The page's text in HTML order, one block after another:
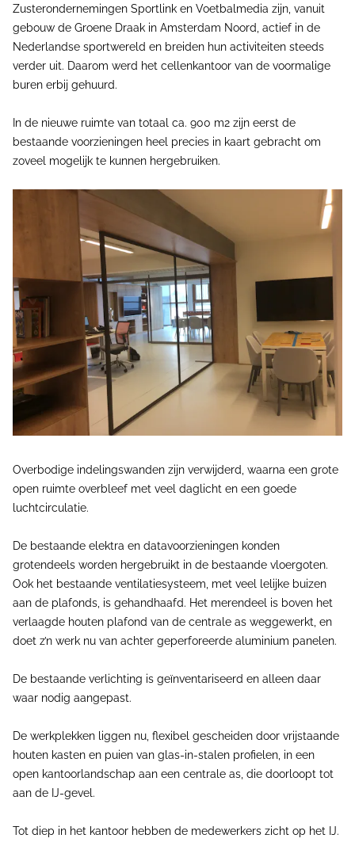
Zusterondernemingen Sportlink en Voetbalmedia zijn, vanuit
gebouw de Groene Draak in Amsterdam Noord, actief in de
Nederlandse sportwereld en breiden hun activiteiten steeds
verder uit. Daarom werd het cellenkantoor van de voormalige
buren erbij gehuurd.
In de nieuwe ruimte van totaal ca. 900 m2 zijn eerst de
bestaande voorzieningen heel precies in kaart gebracht om
zoveel mogelijk te kunnen hergebruiken.
Overbodige indelingswanden zijn verwijderd, waarna een grote
open ruimte overbleef met veel daglicht en een goede
luchtcirculatie.
De bestaande elektra en datavoorzieningen konden
grotendeels worden hergebruikt in de bestaande vloergoten.
Ook het bestaande ventilatiesysteem, met veel lelijke buizen
aan de plafonds, is gehandhaafd. Het merendeel is boven het
verlaagde houten plafond van de centrale as weggewerkt, en
doet z’n werk nu van achter geperforeerde aluminium panelen.
De bestaande verlichting is geïnventariseerd en alleen daar
waar nodig aangepast.
De werkplekken liggen nu, flexibel gescheiden door vrijstaande
houten kasten en puien van glas-in-stalen profielen, in een
open kantoorlandschap aan een centrale as, die doorloopt tot
aan de IJ-gevel.
Tot diep in het kantoor hebben de medewerkers zicht op het IJ.